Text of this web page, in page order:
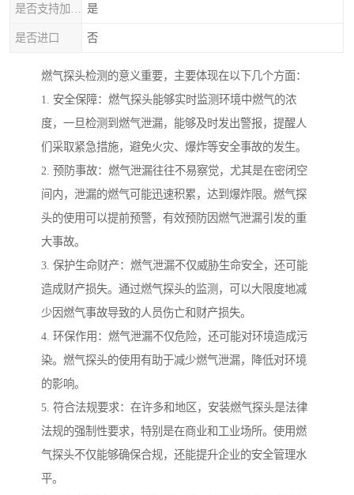
是
是否进口 否
燃气探头检测的意义重要，主要体现在以下几个方面：
1. 安全保障：燃气探头能够实时监测环境中燃气的浓
度，一旦检测到燃气泄漏，能够及时发出警报，提醒人
们采取紧急措施，避免火灾、爆炸等安全事故的发生。
2. 预防事故：燃气泄漏往往不易察觉，尤其是在密闭空
间内，泄漏的燃气可能迅速积累，达到爆炸限。燃气探
头的使用可以提前预警，有效预防因燃气泄漏引发的重
大事故。
3. 保护生命财产：燃气泄漏不仅威胁生命安全，还可能
造成财产损失。通过燃气探头的监测，可以大限度地减
少因燃气事故导致的人员伤亡和财产损失。
4. 环保作用：燃气泄漏不仅危险，还可能对环境造成污
染。燃气探头的使用有助于减少燃气泄漏，降低对环境
的影响。
5. 符合法规要求：在许多和地区，安装燃气探头是法律
法规的强制性要求，特别是在商业和工业场所。使用燃
气探头不仅能够确保合规，还能提升企业的安全管理水
平。